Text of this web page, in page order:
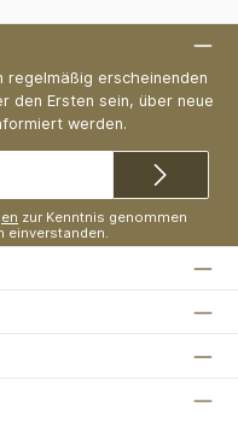
regelmäßig erscheinenden
den Ersten sein, über neue
werden.
zur Kenntnis genommen
einverstanden.